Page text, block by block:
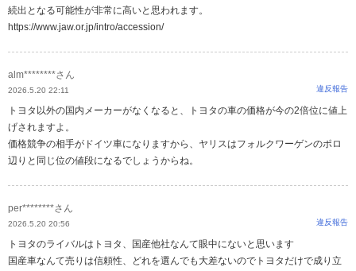
続出となる可能性が非常に高いと思われます。
https://www.jaw.or.jp/intro/accession/
alm********さん
2026.5.20 22:11 違反報告
トヨタ以外の国内メーカーがなくなると、トヨタの車の価格が今の2倍位に値上
げされますよ。
価格競争の相手がドイツ車になりますから、ヤリスはフォルクワーゲンのポロ
辺りと同じ位の値段になるでしょうからね。
per********さん
2026.5.20 20:56 違反報告
トヨタのライバルはトヨタ、国産他社なんて眼中にないと思います
国産車なんて売りは信頼性、どれを選んでも大差ないのでトヨタだけで成り立